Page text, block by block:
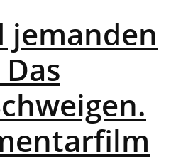
jemanden